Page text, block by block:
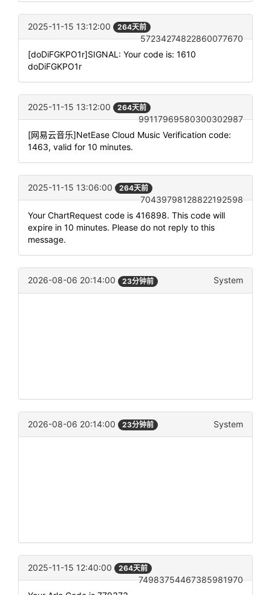
2025-11-15 13:12:00 264天前
57234274822860077670
[doDiFGKPO1r]SIGNAL: Your code is: 1610
doDiFGKPO1r
2025-11-15 13:12:00 264天前
99117969580300302987
[网易云音乐]NetEase Cloud Music Verification code:
1463, valid for 10 minutes.
2025-11-15 13:06:00 264天前
70439798128822192598
Your ChartRequest code is 416898. This code will
expire in 10 minutes. Please do not reply to this
message.
2026-08-06 20:14:00 23分钟前 System
2026-08-06 20:14:00 23分钟前 System
2025-11-15 12:40:00 264天前
74983754467385981970